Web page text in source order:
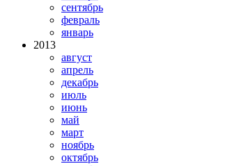
сентябрь
февраль
январь
2013
август
апрель
декабрь
июль
июнь
май
март
ноябрь
октябрь